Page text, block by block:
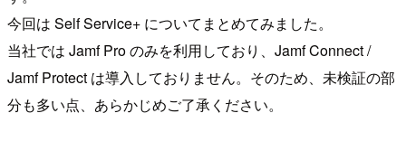
今回は Self Service+ についてまとめてみました。
当社では Jamf Pro のみを利用しており、Jamf Connect /
Jamf Protect は導入しておりません。そのため、未検証の部
分も多い点、あらかじめご了承ください。